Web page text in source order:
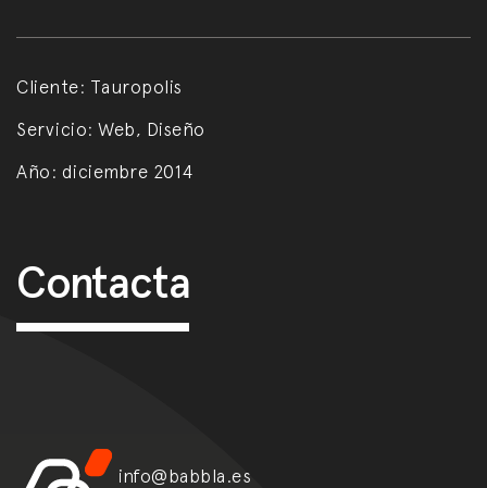
Cliente: Tauropolis
Servicio: Web, Diseño
Año: diciembre 2014
Contacta
info@babbla.es